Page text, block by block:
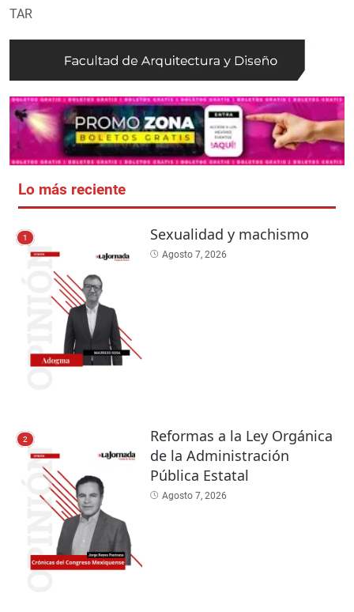
TAR
Lo más reciente
1 Sexualidad y machismo
Agosto 7, 2026
2
Reformas a la Ley Orgánica
de la Administración
Pública Estatal
Agosto 7, 2026